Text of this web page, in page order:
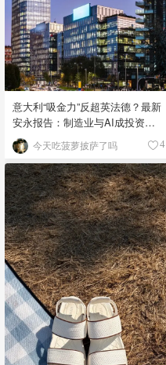
意大利“吸金力”反超英法德？最新
安永报告：制造业与AI成投资新
宠！ 今天吃菠萝披萨了吗 4